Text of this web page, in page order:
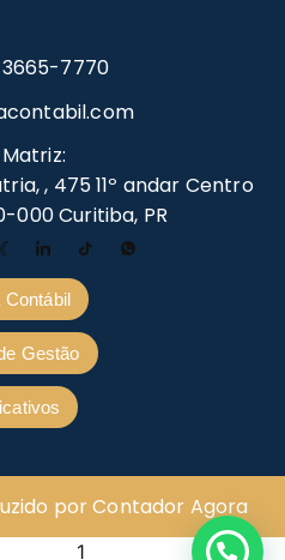
7770
Matriz:
, 475 11º andar Centro
000 Curitiba, PR
Contábil
Gestão
por Contador Agora
1